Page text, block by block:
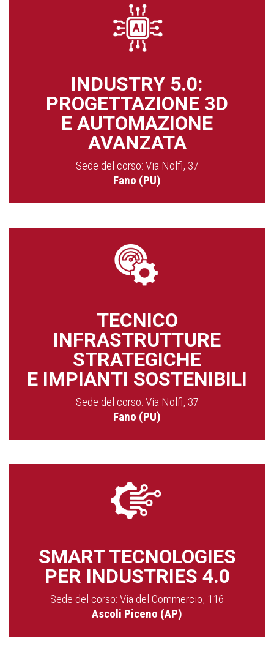
INDUSTRY 5.0:
PROGETTAZIONE 3D
E AUTOMAZIONE
AVANZATA
Sede del corso: Via Nolfi, 37
Fano (PU)
TECNICO
INFRASTRUTTURE
STRATEGICHE
E IMPIANTI SOSTENIBILI
Sede del corso: Via Nolfi, 37
Fano (PU)
SMART TECNOLOGIES
PER INDUSTRIES 4.0
Sede del corso: Via del Commercio, 116
Ascoli Piceno (AP)